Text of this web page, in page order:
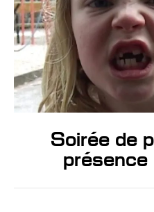
Soirée de
présence